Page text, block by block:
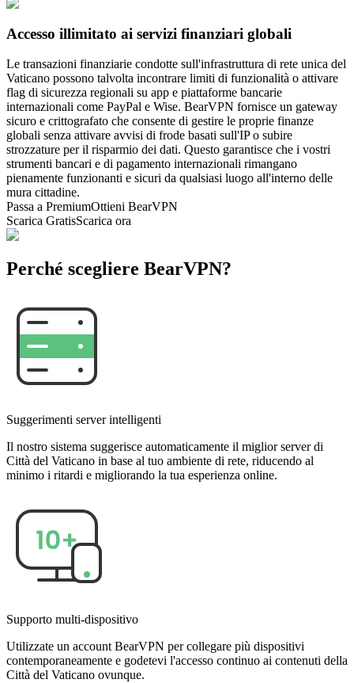
Accesso illimitato ai servizi finanziari globali
Le transazioni finanziarie condotte sull'infrastruttura di rete unica del
Vaticano possono talvolta incontrare limiti di funzionalità o attivare
flag di sicurezza regionali su app e piattaforme bancarie
internazionali come PayPal e Wise. BearVPN fornisce un gateway
sicuro e crittografato che consente di gestire le proprie finanze
globali senza attivare avvisi di frode basati sull'IP o subire
strozzature per il risparmio dei dati. Questo garantisce che i vostri
strumenti bancari e di pagamento internazionali rimangano
pienamente funzionanti e sicuri da qualsiasi luogo all'interno delle
mura cittadine.
Passa a PremiumOttieni BearVPN
Scarica GratisScarica ora
Perché scegliere BearVPN?
Suggerimenti server intelligenti
Il nostro sistema suggerisce automaticamente il miglior server di
Città del Vaticano in base al tuo ambiente di rete, riducendo al
minimo i ritardi e migliorando la tua esperienza online.
Supporto multi-dispositivo
Utilizzate un account BearVPN per collegare più dispositivi
contemporaneamente e godetevi l'accesso continuo ai contenuti della
Città del Vaticano ovunque.